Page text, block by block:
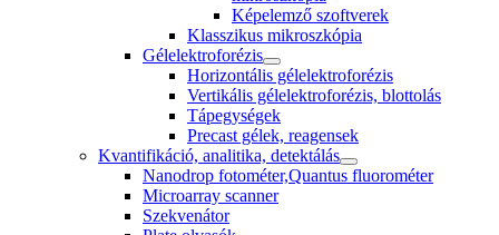
Képelemző szoftverek
Klasszikus mikroszkópia
Gélelektroforézis
Horizontális gélelektroforézis
Vertikális gélelektroforézis, blottolás
Tápegységek
Precast gélek, reagensek
Kvantifikáció, analitika, detektálás
Nanodrop fotométer,Quantus fluorométer
Microarray scanner
Szekvenátor